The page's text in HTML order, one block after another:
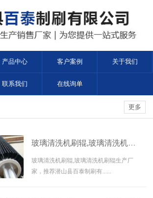
产品中心 客户案例 关于我们
联系我们 在线询单
更多
玻璃清洗机刷辊,玻璃清洗机刷辊生产厂家
玻璃清洗机刷辊,玻璃清洗机刷辊生产厂
家，推荐潜山县百泰制刷有......